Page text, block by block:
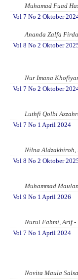
Muhamad Fuad
Vol 7 No 2 Oktober
Ananda Zalfa
Vol 8 No 2 Oktober
Nur Imana
Vol 7 No 2 Oktober
Luthfi Qolbi
Vol 7 No 1 April 2024
Nilna Aldzakhiroh,
Vol 8 No 2 Oktober
Muhammad
Vol 9 No 1 April 2026
Nurul Fahmi, Arif -
Vol 7 No 1 April 2024
Novita Maula